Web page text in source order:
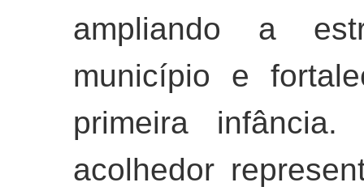
ampliando a
município e
primeira
acolhedor